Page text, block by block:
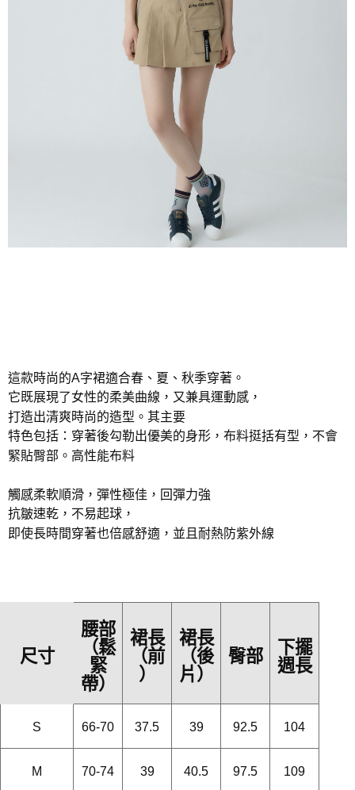
這款時尚的A字裙適合春、夏、秋季穿著。
它既展現了女性的柔美曲線，又兼具運動感，
打造出清爽時尚的造型。其主要
特色包括：穿著後勾勒出優美的身形，布料挺括有型，不會
緊貼臀部。高性能布料
觸感柔軟順滑，彈性極佳，回彈力強
抗皺速乾，不易起球，
即使長時間穿著也倍感舒適，並且耐熱防紫外線
尺寸
腰部
（鬆
緊
帶）
裙長
（前
）
裙長
（後
片）
臀部
下擺
週長
S 66-70 37.5 39 92.5 104
M 70-74 39 40.5 97.5 109